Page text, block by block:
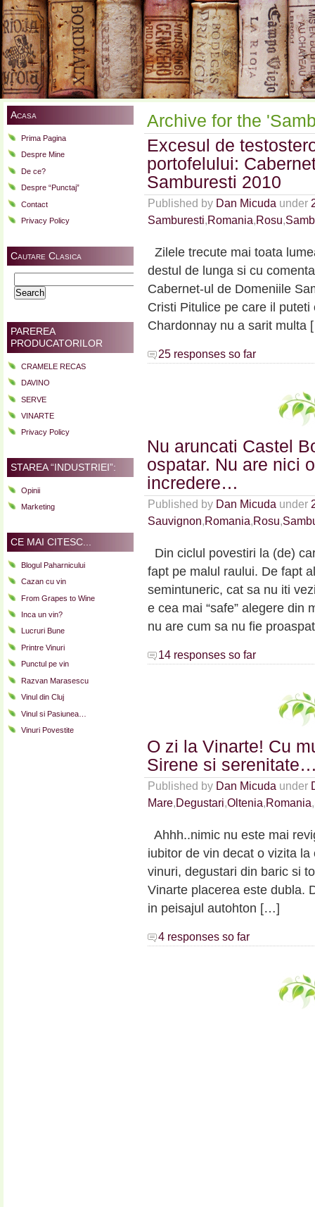
Acasa
Prima Pagina
Despre Mine
De ce?
Despre “Punctaj”
Contact
Privacy Policy
Cautare Clasica
for:
PAREREA
PRODUCATORILOR
CRAMELE RECAS
DAVINO
SERVE
VINARTE
Privacy Policy
STAREA “INDUSTRIEI”:
Opinii
Marketing
CE MAI CITESC...
Blogul Paharnicului
Cazan cu vin
From Grapes to Wine
Inca un vin?
Lucruri Bune
Printre Vinuri
Punctul pe vin
Razvan Marasescu
Vinul din Cluj
Vinul si Pasiunea…
Vinuri Povestite
Archive for the
Excesul de
portofelului:
Samburesti 2010
Published by Dan Micuda under
Samburesti,Romania,Rosu,
Zilele trecute mai toata
destul de lunga si cu
Cabernet-ul de Domeniile
Cristi Pitulice pe care il
Chardonnay nu a sarit multa
25 responses so far
Nu aruncati Castel
ospatar. Nu are nici
incredere…
Published by Dan Micuda under
Sauvignon,Romania,Rosu,
Din ciclul povestiri la (de)
fapt pe malul raului. De fapt
semintuneric, cat sa nu iti
e cea mai “safe” alegere din
nu are cum sa nu fie
14 responses so far
O zi la Vinarte! Cu
Sirene si
Published by Dan Micuda under
Mare,Degustari,Oltenia,Romania,
Ahhh..nimic nu este mai
iubitor de vin decat o vizita
vinuri, degustari din baric si
Vinarte placerea este dubla.
in peisajul autohton […]
4 responses so far